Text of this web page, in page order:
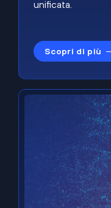
unificata.
Scopri di più